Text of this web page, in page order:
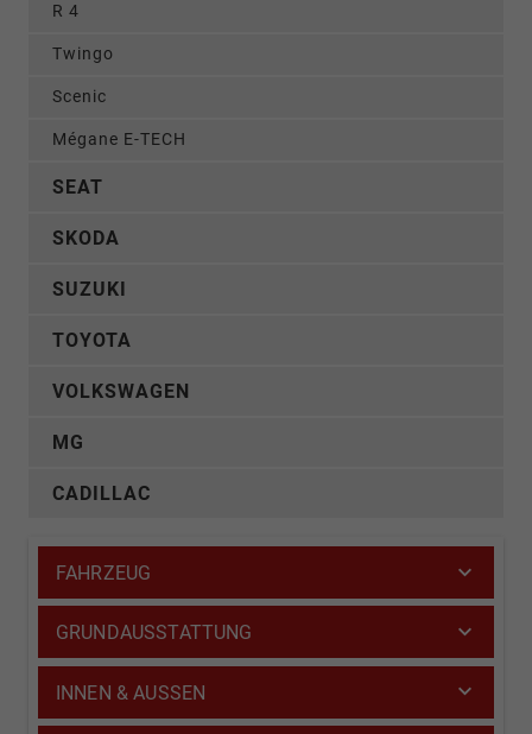
R 4
Twingo
Scenic
Mégane E-TECH
SEAT
SKODA
SUZUKI
TOYOTA
VOLKSWAGEN
MG
CADILLAC
FAHRZEUG
GRUNDAUSSTATTUNG
INNEN & AUSSEN